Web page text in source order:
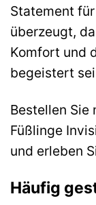
Statement
überzeugt,
Komfort und
begeistert
Bestellen Sie
Füßlinge
und erleben
Häufig